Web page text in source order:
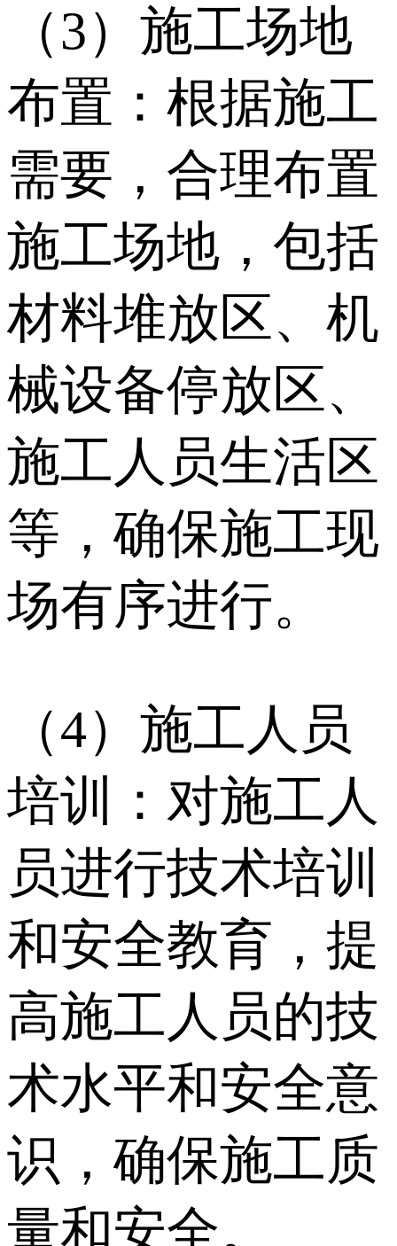
（3）施工场地
布置：根据施工
需要，合理布置
施工场地，包括
材料堆放区、机
械设备停放区、
施工人员生活区
等，确保施工现
场有序进行。
（4）施工人员
培训：对施工人
员进行技术培训
和安全教育，提
高施工人员的技
术水平和安全意
识，确保施工质
量和安全。